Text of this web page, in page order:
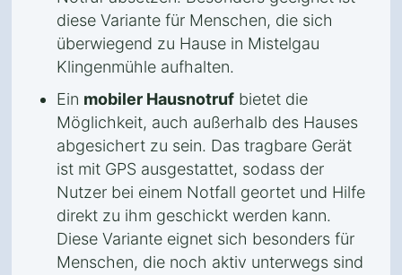
diese Variante für Menschen, die sich
überwiegend zu Hause in Mistelgau
Klingenmühle aufhalten.
Ein mobiler Hausnotruf bietet die
Möglichkeit, auch außerhalb des Hauses
abgesichert zu sein. Das tragbare Gerät
ist mit GPS ausgestattet, sodass der
Nutzer bei einem Notfall geortet und Hilfe
direkt zu ihm geschickt werden kann.
Diese Variante eignet sich besonders für
Menschen, die noch aktiv unterwegs sind